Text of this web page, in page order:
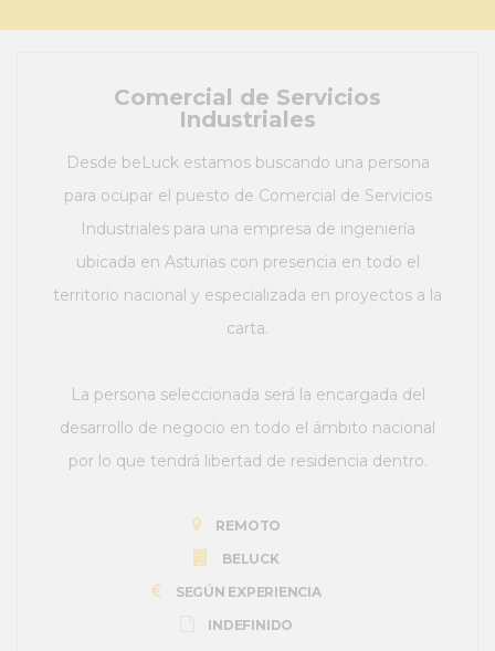
Comercial de Servicios
Industriales
Desde beLuck estamos buscando una persona
para ocupar el puesto de Comercial de Servicios
Industriales para una empresa de ingeniería
ubicada en Asturias con presencia en todo el
territorio nacional y especializada en proyectos a la
carta.
La persona seleccionada será la encargada del
desarrollo de negocio en todo el ámbito nacional
por lo que tendrá libertad de residencia dentro.
REMOTO
BELUCK
SEGÚN EXPERIENCIA
INDEFINIDO